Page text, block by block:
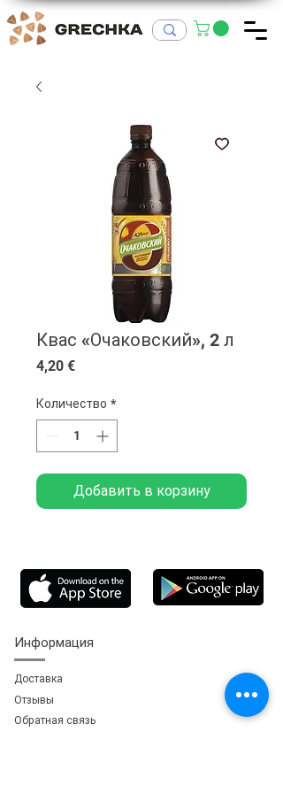
Квас «Очаковский», 2 л
4,20 €Цена
Количество *
Добавить в корзину
Информация
Доставка
Отзывы
Обратная связь